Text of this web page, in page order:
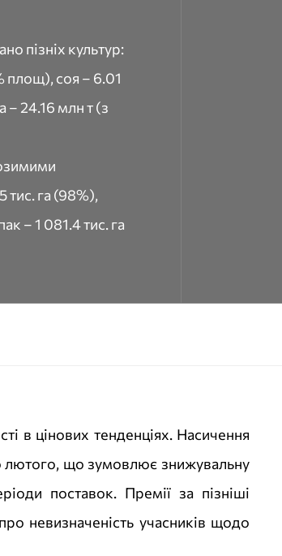
пізніх культур:
площ), соя – 6.01
– 24.16 млн т (з
тис. га (98%),
– 1 081.4 тис. га
в цінових тенденціях. Насичення
лютого, що зумовлює знижувальну
поставок. Премії за пізніші
невизначеність учасників щодо